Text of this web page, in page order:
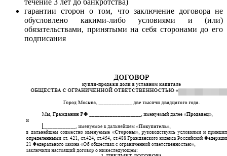
течение 3 лет до банкротства)
гарантии сторон о том, что заключение договора не
обусловлено какими-либо условиями и (или)
обязательствами, принятыми на себя сторонами до его
подписания